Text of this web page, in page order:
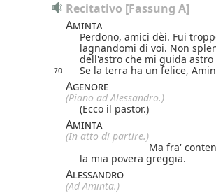
Recitativo [Fassung A]
Aminta
Perdono, amici dèi. Fui
lagnandomi di voi. Non
dell'astro che mi guida
70 Se la terra ha un felice,
Agenore
(Piano ad Alessandro.)
(Ecco il pastor.)
Aminta
(In atto di partire.)
Ma fra'
la mia povera greggia.
Alessandro
(Ad Aminta.)